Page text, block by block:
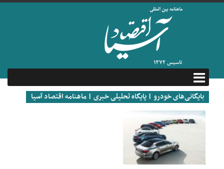
بایگانی‌های خودرو | پایگاه تحلیلی خبری | ماهنامه اقتصاد آسیا